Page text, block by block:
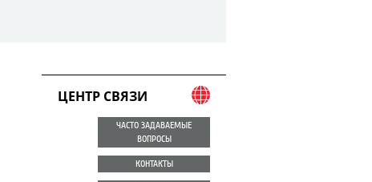
ЦЕНТР СВЯЗИ
ЧАСТО ЗАДАВАЕМЫЕ
ВОПРОСЫ
КОНТАКТЫ